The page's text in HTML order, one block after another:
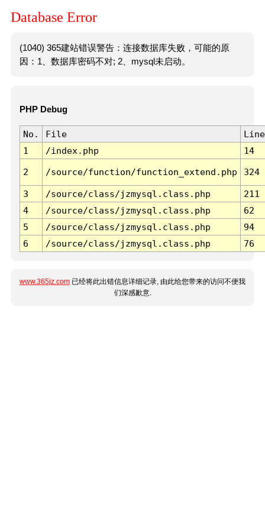
Database Error
(1040) 365建站错误警告：连接数据库失败，可能的原
因：1、数据库密码不对; 2、mysql未启动。
PHP Debug
No. File
Line
1
/index.php 14
2 /source/function/function_extend.php 324
3 /source/class/jzmysql.class.php
211
4
/source/class/jzmysql.class.php
62
5
/source/class/jzmysql.class.php
94
6
/source/class/jzmysql.class.php 76
www.365jz.com 已经将此出错信息详细记录, 由此给您带来的访问不便我
们深感歉意.